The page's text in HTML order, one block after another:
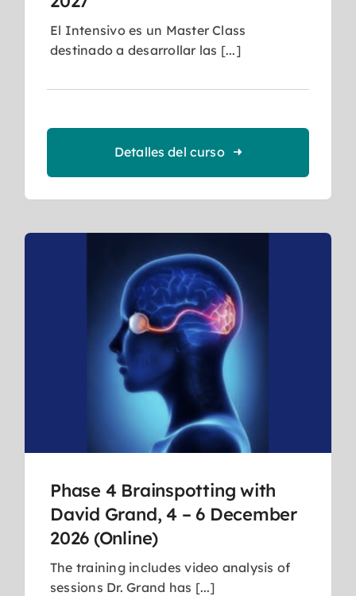
El Intensivo es un Master Class
destinado a desarrollar las [...]
Detalles del curso
Phase 4 Brainspotting with
David Grand, 4 – 6 December
2026 (Online)
The training includes video analysis of
sessions Dr. Grand has [...]